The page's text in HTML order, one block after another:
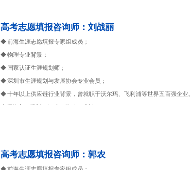
高考志愿填报咨询师：刘战丽
◆ 前海生涯志愿填报专家组成员；
◆ 物理专业背景；
◆ 国家认证生涯规划师；
◆ 深圳市生涯规划与发展协会专业会员；
◆ 十年以上供应链行业背景，曾就职于沃尔玛、飞利浦等世界五百强企业。
高考志愿填报咨询师：郭农